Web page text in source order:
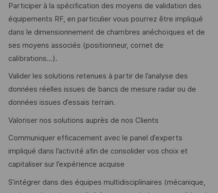
Participer à la spécification des moyens de validation des
équipements RF, en particulier vous pourrez être impliqué
dans le dimensionnement de chambres anéchoïques et de
ses moyens associés (positionneur, cornet de
calibrations…).
Valider les solutions retenues à partir de l’analyse des
données réelles issues de bancs de mesure radar ou de
données issues d’essais terrain.
Valoriser nos solutions auprès de nos Clients
Communiquer efficacement avec le panel d’experts
impliqué dans l’activité afin de consolider vos choix et
capitaliser sur l’expérience acquise
S’intégrer dans des équipes multidisciplinaires (mécanique,